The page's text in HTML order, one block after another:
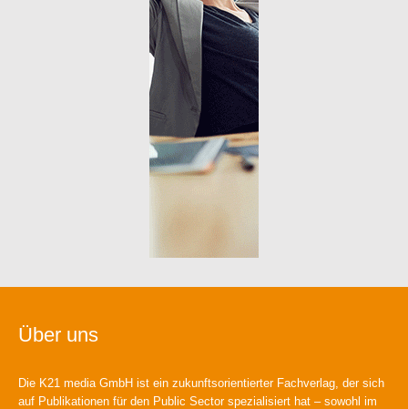
Über uns
Die K21 media GmbH ist ein zukunftsorientierter Fachverlag, der sich
auf Publikationen für den Public Sector spezialisiert hat – sowohl im